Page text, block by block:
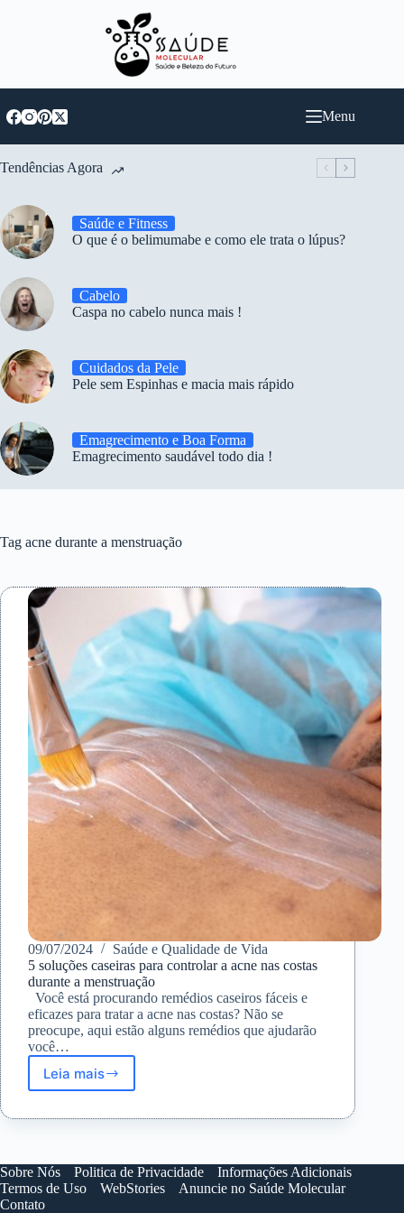
Menu
Tendências Agora
Saúde e Fitness
O que é o belimumabe e como ele trata o lúpus?
Cabelo
Caspa no cabelo nunca mais !
Cuidados da Pele
Pele sem Espinhas e macia mais rápido
Emagrecimento e Boa Forma
Emagrecimento saudável todo dia !
Tag acne durante a menstruação
09/07/2024
Saúde e Qualidade de Vida
5 soluções caseiras para controlar a acne nas costas
durante a menstruação
Você está procurando remédios caseiros fáceis e
eficazes para tratar a acne nas costas? Não se
preocupe, aqui estão alguns remédios que ajudarão
você…
Leia mais
5
caseiras
a
acne
Sobre Nós Politica de Privacidade
Informações Adicionais
Termos de Uso
WebStories
Anuncie no Saúde Molecular
Contato